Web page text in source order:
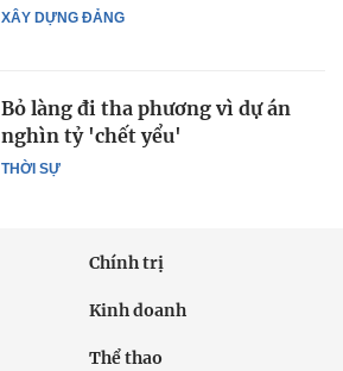
XÂY DỰNG ĐẢNG
THỜI SỰ
Bỏ làng đi tha phương vì dự án
nghìn tỷ 'chết yểu'
Chính trị
Kinh doanh
Thể thao